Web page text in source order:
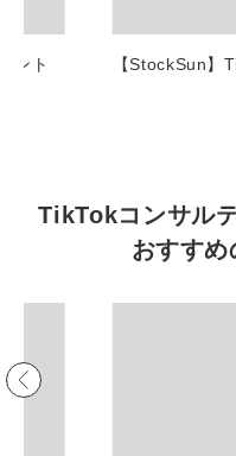
常勤監査役
ント 【StockSun】
TikTokコンサル
おすすめ